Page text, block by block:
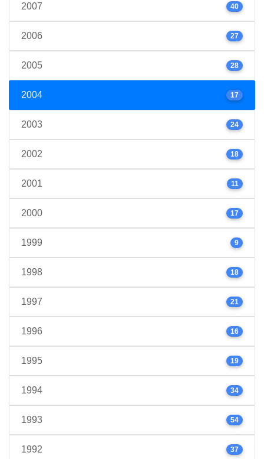
2007 40
2006 27
2005 28
2004 17
2003 24
2002 18
2001 11
2000 17
1999 9
1998 18
1997 21
1996 16
1995 19
1994 34
1993 54
1992 37